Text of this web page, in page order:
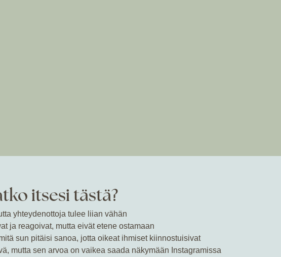
itsesi tästä?
yhteydenottoja tulee liian vähän
ja reagoivat, mutta eivät etene ostamaan
sun pitäisi sanoa, jotta oikeat ihmiset kiinnostuisivat
mutta sen arvoa on vaikea saada näkymään Instagramissa